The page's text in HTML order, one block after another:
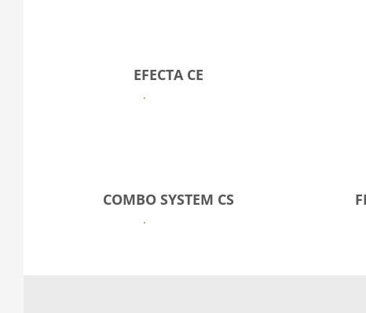
EFECTA CE
Se mere
COMBO SYSTEM CS
Se mere